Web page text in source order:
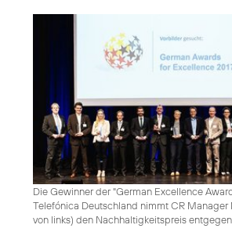
Die Gewinner der "German Excellence
Telefónica Deutschland nimmt CR Manager
von links) den Nachhaltigkeitspreis entgegen